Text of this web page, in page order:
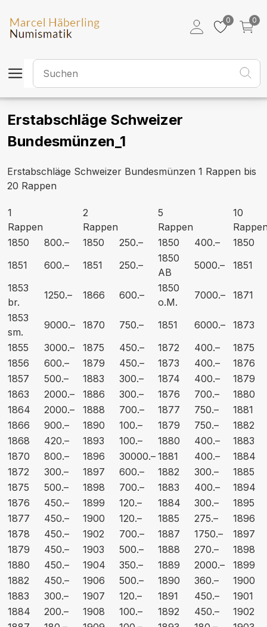
0
0
Erstabschläge Schweizer
Bundesmünzen_1
Erstabschläge Schweizer Bundesmünzen 1 Rappen bis
20 Rappen
1
Rappen
2
Rappen
5
Rappen
10
1850
800.– 1850 250.– 1850 400.–
1850
1851
600.– 1851 250.–
1850
AB
5000.–
1851
1853
br.
1250.– 1866 600.–
1850
o.M.
7000.–
1871
1853
sm.
9000.– 1870 750.– 1851 6000.–
1873
1855
3000.– 1875 450.– 1872 400.–
1875
1856
600.– 1879 450.– 1873 400.–
1876
1857
500.– 1883 300.– 1874 400.–
1879
1863
2000.– 1886 300.– 1876 700.–
1880
1864
2000.– 1888 700.– 1877 750.–
1881
1866
900.– 1890 100.– 1879 750.–
1882
1868
420.– 1893 100.– 1880 400.–
1883
1870
800.– 1896 30000.– 1881 400.–
1884
1872
300.– 1897 600.– 1882 300.–
1885
1875
500.– 1898 700.– 1883 400.–
1894
1876
450.– 1899 120.– 1884 300.–
1895
1877
450.– 1900 120.– 1885 275.–
1896
1878
450.– 1902 700.– 1887 1750.–
1897
1879
450.– 1903 500.– 1888 270.–
1898
1880
450.– 1904 350.– 1889 2000.–
1899
1882
450.– 1906 500.– 1890 360.–
1900
1883
300.– 1907 120.– 1891 450.–
1901
1884
200.– 1908 100.– 1892 450.–
1902